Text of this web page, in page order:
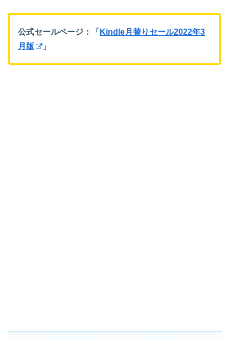
公式セールページ：「 Kindle月替りセール2022年3
月版
」